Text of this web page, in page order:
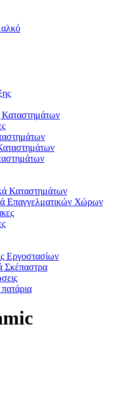
Καταστημάτων
Καταστημάτων
Επαγγελματικών Χώρων
Εργοστασίων
Σκέπαστρα